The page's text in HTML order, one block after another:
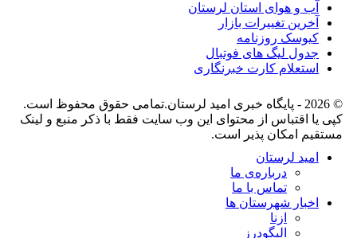
آب و هوای استان لرستان
آخرین تغییرات بازار
کیوسک روزنامه
جدول لیگ های فوتبال
استعلام کارت خبرنگاری
© 2026 - پایگاه خبری اميد لرستان.تمامی حقوق محفوظ است.
کپی یا اقتباس از محتوای این وب سایت فقط با ذکر منبع و لینک
مستقیم امکان پذیر است.
امید لرستان
درباره‌ی ما
تماس با ما
اخبار شهرستان ها
ازنا
الیگودرز